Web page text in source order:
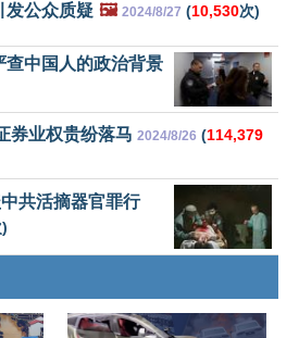
发公众质疑 🖼️ 2024/8/27 (10,530次)
查中国人的政治背景
券业权贵纷落马 2024/8/26 (114,379
共活摘器官罪行